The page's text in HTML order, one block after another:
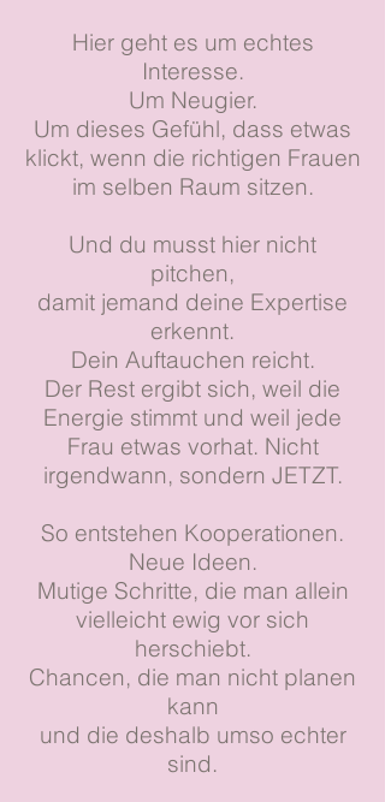
Hier geht es um echtes
Interesse.
Um Neugier.
Um dieses Gefühl, dass etwas
klickt, wenn die richtigen Frauen
im selben Raum sitzen.
Und du musst hier nicht
pitchen,
damit jemand deine Expertise
erkennt.
Dein Auftauchen reicht.
Der Rest ergibt sich, weil die
Energie stimmt und weil jede
Frau etwas vorhat. Nicht
irgendwann, sondern JETZT.
So entstehen Kooperationen.
Neue Ideen.
Mutige Schritte, die man allein
vielleicht ewig vor sich
herschiebt.
Chancen, die man nicht planen
kann
und die deshalb umso echter
sind.